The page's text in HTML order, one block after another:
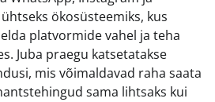
ökosüsteemiks, kus
platvormide vahel ja teha
Juba praegu katsetatakse
mis võimaldavad raha saata
sama lihtsaks kui